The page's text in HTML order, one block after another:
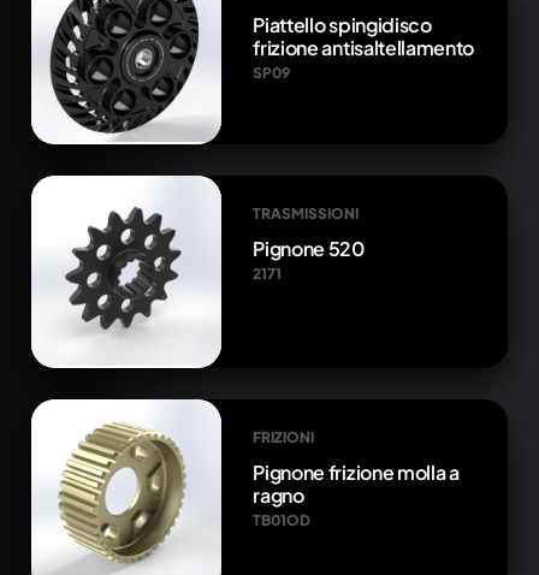
Piattello spingidisco
frizione antisaltellamento
SP09
TRASMISSIONI
Pignone 520
2171
FRIZIONI
Pignone frizione molla a
ragno
TB01OD